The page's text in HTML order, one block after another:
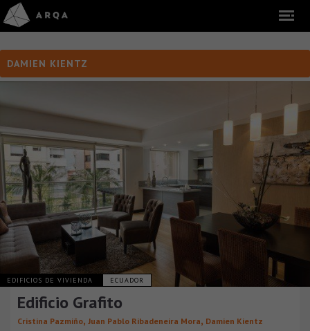
DAMIEN KIENTZ
EDIFICIOS DE VIVIENDA ECUADOR
Edificio Grafito
Cristina Pazmiño, Juan Pablo Ribadeneira Mora, Damien Kientz